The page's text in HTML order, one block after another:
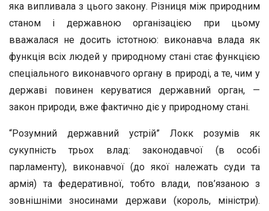
яка випливала з цього закону. Різниця між природним
станом і державною організацією при цьому
вважалася не досить істотною: виконавча влада як
функція всіх людей у природному стані стає функцією
спеціального виконавчого органу в природі, а те, чим у
державі повинен керуватися державний орган, —
закон природи, вже фактично діє у природному стані.
“Розумний державний устрій” Локк розумів як
сукупність трьох влад: законодавчої (в особі
парламенту), виконавчої (до якої належать суди та
армія) та федеративної, тобто влади, пов’язаною з
зовнішніми зносинами держави (король, міністри).